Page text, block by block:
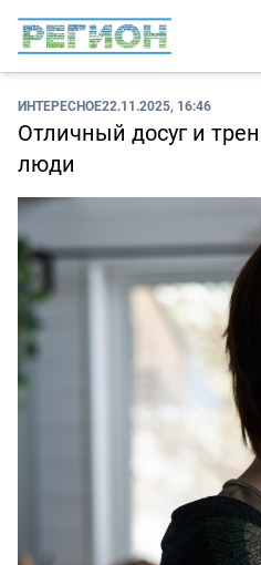
ИНТЕРЕСНОЕ22.11.2025, 16:46
Отличный досуг и
люди